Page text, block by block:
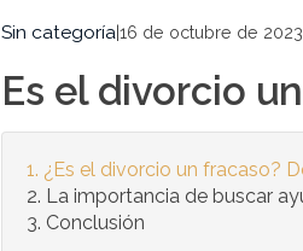
Sin categoría16 de octubre de 2023
Es el divorcio
¿Es el divorcio un fracaso?
La importancia de buscar
Conclusión